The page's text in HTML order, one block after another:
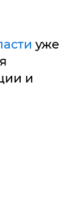
уже
и